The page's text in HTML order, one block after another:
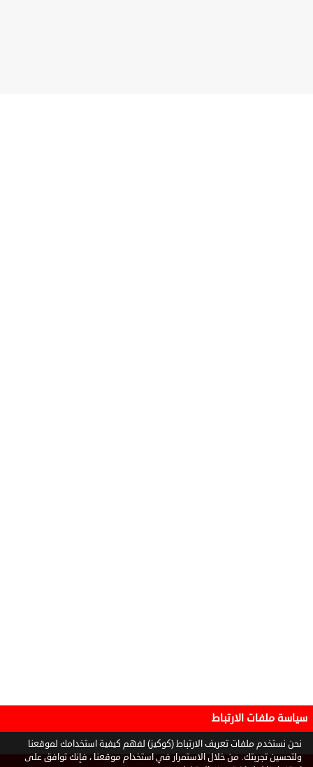
سياسة ملفات الارتباط
نحن نستخدم ملفات تعريف الارتباط (كوكيز) لفهم كيفية استخدامك لموقعنا
ولتحسين تجربتك. من خلال الاستمرار في استخدام موقعنا ، فإنك توافق على